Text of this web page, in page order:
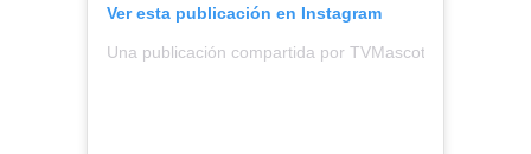
Ver esta publicación en Instagram
Una publicación compartida por TVMascotas